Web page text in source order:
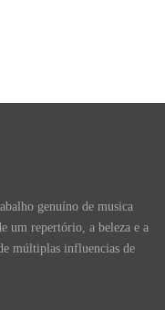
genuíno de musica
um repertório, a beleza e a
múltiplas influencias de